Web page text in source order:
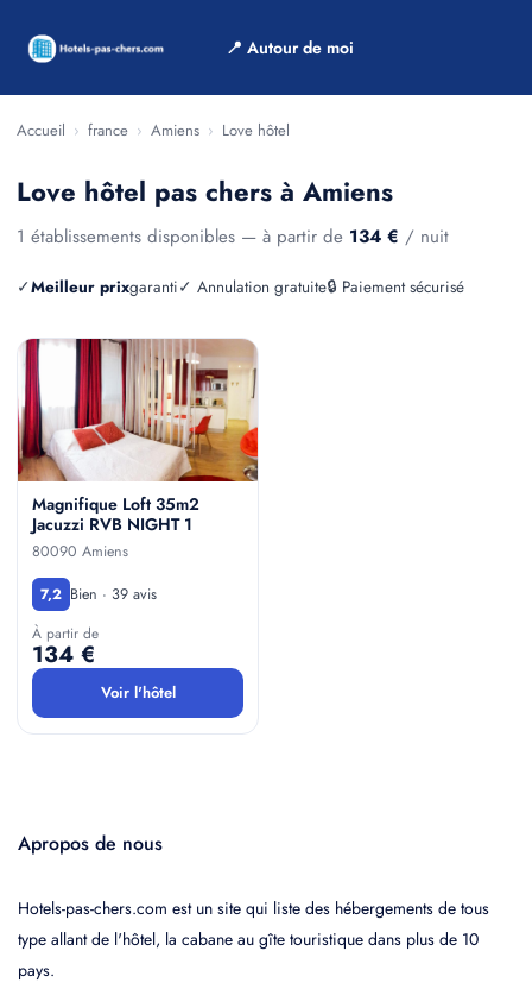
📍 Autour de moi
Accueil › france › Amiens › Love hôtel
Love hôtel pas chers à Amiens
1 établissements disponibles — à partir de 134 € / nuit
✓Meilleur prixgaranti✓ Annulation gratuite🔒 Paiement sécurisé
Magnifique Loft 35m2
Jacuzzi RVB NIGHT 1
80090 Amiens
7,2 Bien · 39 avis
À partir de
134 €
Voir l'hôtel
Apropos de nous
Hotels-pas-chers.com est un site qui liste des hébergements de tous
type allant de l'hôtel, la cabane au gîte touristique dans plus de 10
pays.